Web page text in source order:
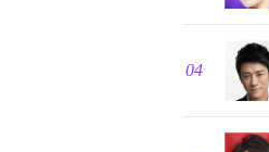
04